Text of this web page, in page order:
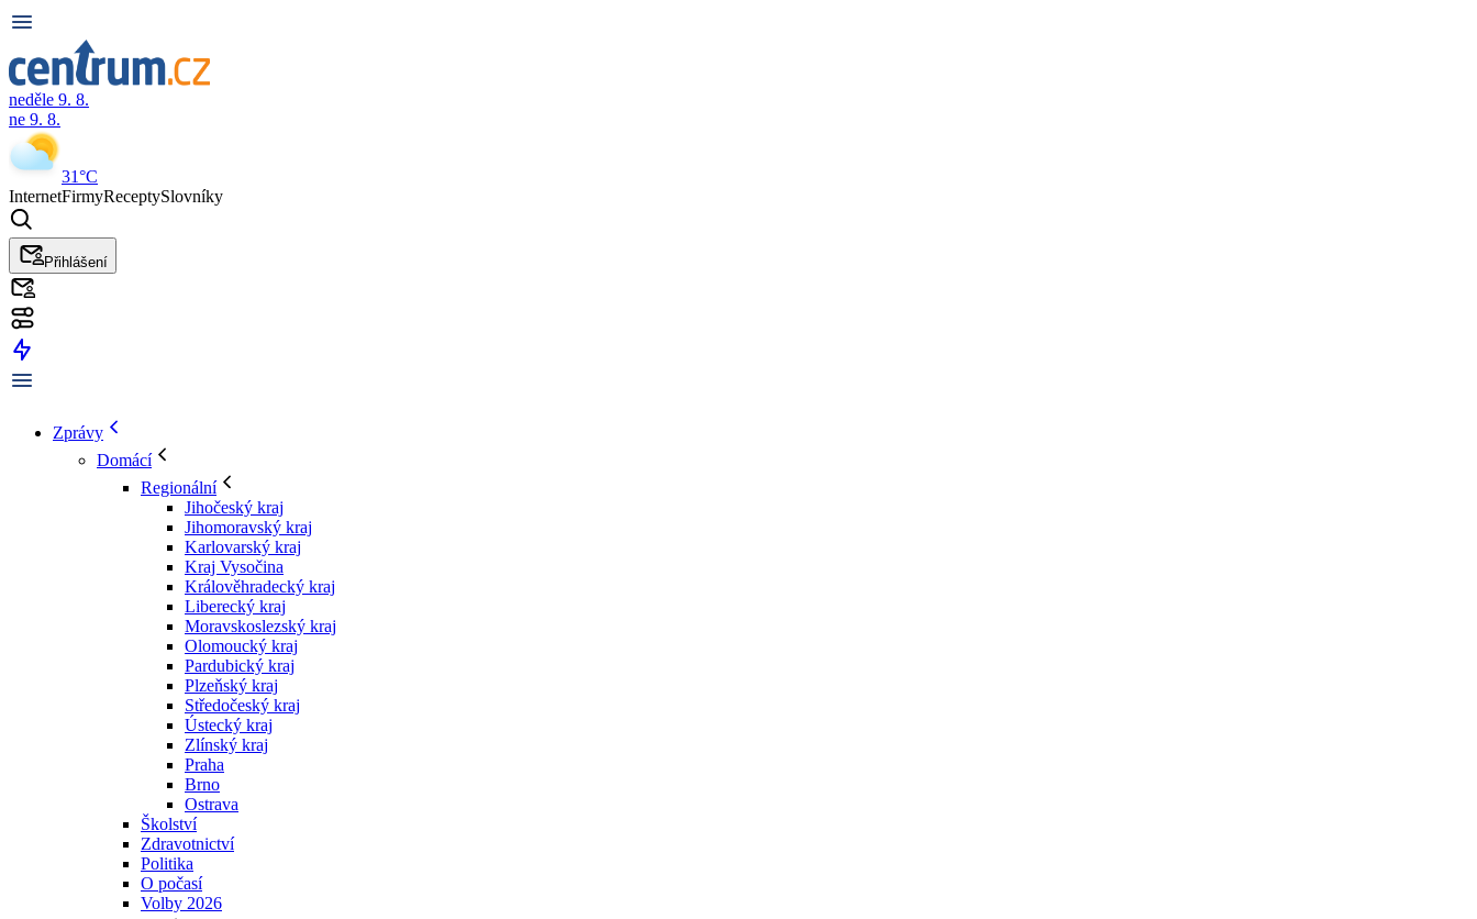
neděle 9. 8.
ne 9. 8.
31°C
InternetFirmyReceptySlovníky
Přihlášení
Zprávy
Domácí
Regionální
Jihočeský kraj
Jihomoravský kraj
Karlovarský kraj
Kraj Vysočina
Králověhradecký kraj
Liberecký kraj
Moravskoslezský kraj
Olomoucký kraj
Pardubický kraj
Plzeňský kraj
Středočeský kraj
Ústecký kraj
Zlínský kraj
Praha
Brno
Ostrava
Školství
Zdravotnictví
Politika
O počasí
Volby 2026